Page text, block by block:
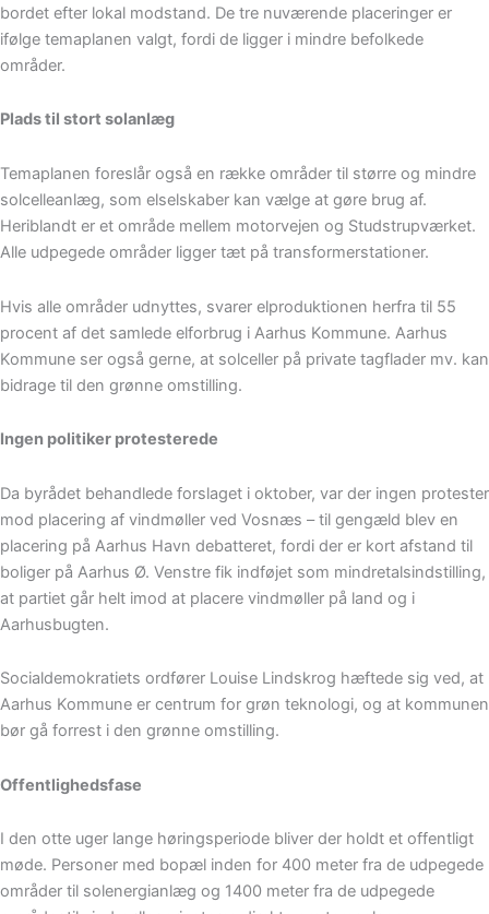
bordet efter lokal modstand. De tre nuværende placeringer er
ifølge temaplanen valgt, fordi de ligger i mindre befolkede
områder.
Plads til stort solanlæg
Temaplanen foreslår også en række områder til større og mindre
solcelleanlæg, som elselskaber kan vælge at gøre brug af.
Heriblandt er et område mellem motorvejen og Studstrupværket.
Alle udpegede områder ligger tæt på transformerstationer.
Hvis alle områder udnyttes, svarer elproduktionen herfra til 55
procent af det samlede elforbrug i Aarhus Kommune. Aarhus
Kommune ser også gerne, at solceller på private tagflader mv. kan
bidrage til den grønne omstilling.
Ingen politiker protesterede
Da byrådet behandlede forslaget i oktober, var der ingen protester
mod placering af vindmøller ved Vosnæs – til gengæld blev en
placering på Aarhus Havn debatteret, fordi der er kort afstand til
boliger på Aarhus Ø. Venstre fik indføjet som mindretalsindstilling,
at partiet går helt imod at placere vindmøller på land og i
Aarhusbugten.
Socialdemokratiets ordfører Louise Lindskrog hæftede sig ved, at
Aarhus Kommune er centrum for grøn teknologi, og at kommunen
bør gå forrest i den grønne omstilling.
Offentlighedsfase
I den otte uger lange høringsperiode bliver der holdt et offentligt
møde. Personer med bopæl inden for 400 meter fra de udpegede
områder til solenergianlæg og 1400 meter fra de udpegede